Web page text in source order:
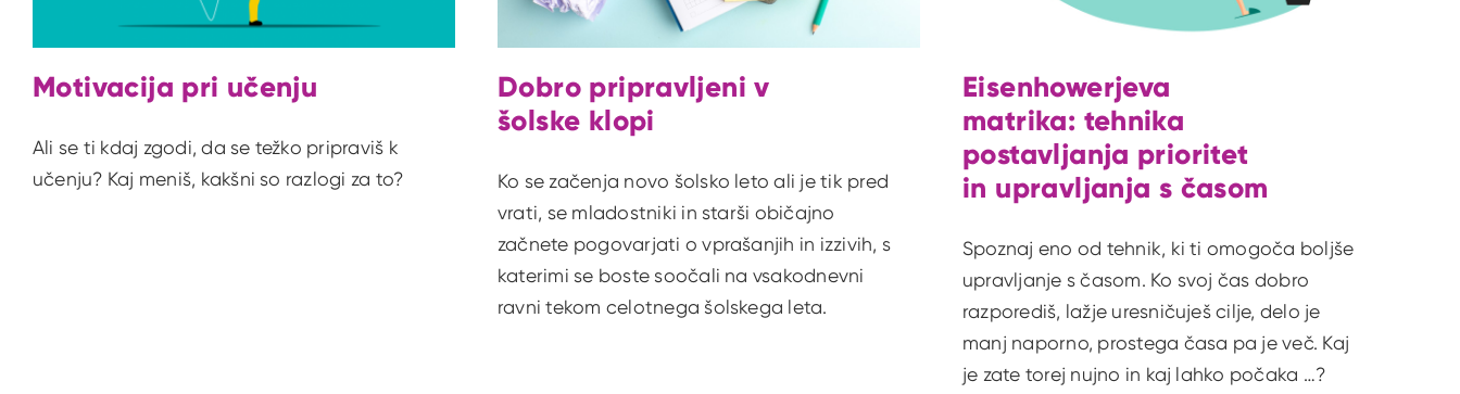
Motivacija pri učenju
Ali se ti kdaj zgodi, da se težko pripraviš k
učenju? Kaj meniš, kakšni so razlogi za to?
Dobro pripravljeni v
šolske klopi
Ko se začenja novo šolsko leto ali je tik pred
vrati, se mladostniki in starši običajno
začnete pogovarjati o vprašanjih in izzivih, s
katerimi se boste soočali na vsakodnevni
ravni tekom celotnega šolskega leta.
Eisenhowerjeva
matrika: tehnika
postavljanja prioritet
in upravljanja s časom
Spoznaj eno od tehnik, ki ti omogoča boljše
upravljanje s časom. Ko svoj čas dobro
razporediš, lažje uresničuješ cilje, delo je
manj naporno, prostega časa pa je več. Kaj
je zate torej nujno in kaj lahko počaka …?